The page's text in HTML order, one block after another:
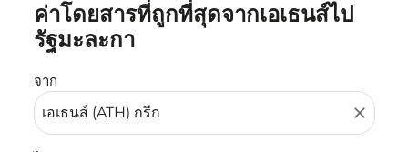
ค่าโดยสารที่ถูกที่สุดจากเอเธนส์ไป
รัฐมะละกา
จาก
close
ลองอัปเดตเส้นทางของคุณ (ต้นทางและ/หรือปลายทาง) หรื